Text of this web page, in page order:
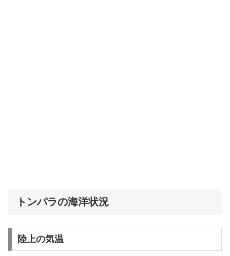
トンパラの海洋状況
陸上の気温